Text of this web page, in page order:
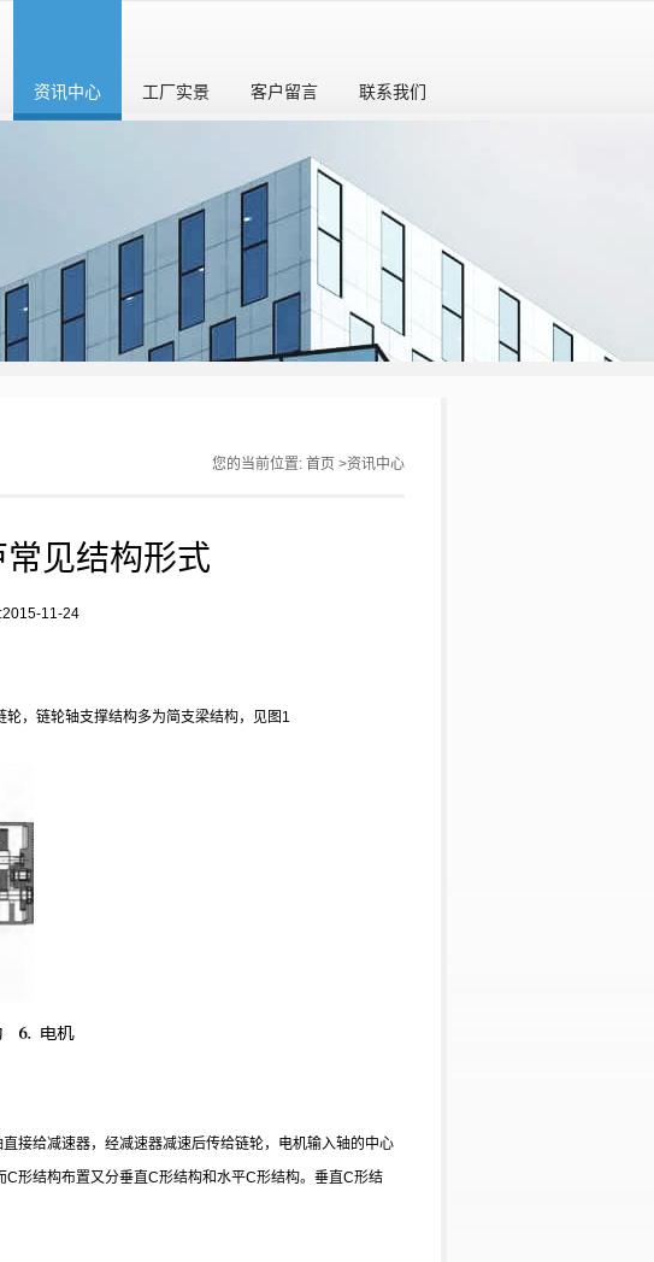
资讯中心 工厂实景 客户留言 联系我们
您的当前位置: 首页 >资讯中心
见结构形式
11-24
，链轮轴支撑结构多为简支梁结构，见图 1
接给减速器，经减速器减速后传给链轮，电机输入轴的中心
C形结构布置又分垂直C形结构和水平C形结构。垂直C形结